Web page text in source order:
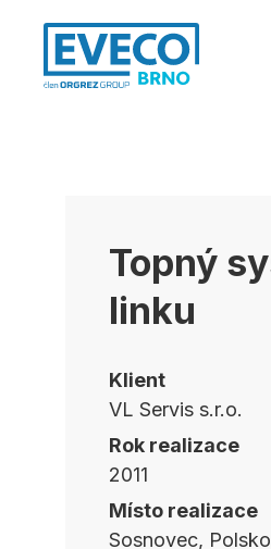
Topný
linku
Klient
VL Servis s.r.o.
Rok realizace
2011
Místo realizace
Sosnovec, Polsko